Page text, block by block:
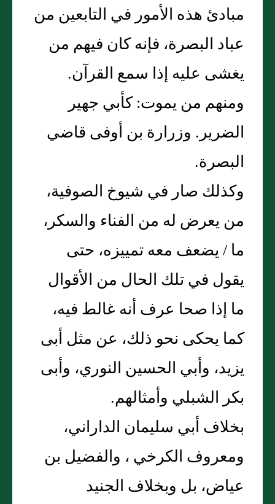
مبادئ هذه الأمور في التابعين من
عباد البصرة، فإنه كان فيهم من
يغشى عليه إذا سمع القرآن‏.‏
ومنهم من يموت‏:‏ كأبي جهير
الضرير‏.‏ وزرارة بن أوفى قاضي
البصرة‏.‏
وكذلك صار في شيوخ الصوفية،
من يعرض له من الفناء والسكر،
ما / يضعف معه تمييزه، حتى
يقول في تلك الحال من الأقوال
ما إذا صحا عرف أنه غالط فيه،
كما يحكى نحو ذلك، عن مثل أبى
يزيد، وأبي الحسين النوري، وأبى
بكر الشبلي وأمثالهم‏.‏
بخلاف أبي سليمان الداراني،
ومعروف الكرخي ، والفضيل بن
عياض، بل وبخلاف الجنيد